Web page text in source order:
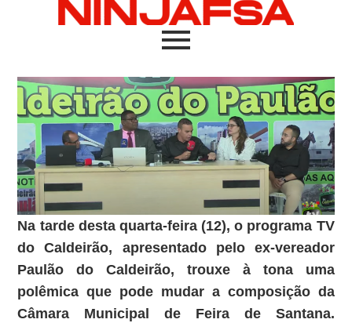
Na tarde desta quarta-feira (12), o programa TV
do Caldeirão, apresentado pelo ex-vereador
Paulão do Caldeirão, trouxe à tona uma
polêmica que pode mudar a composição da
Câmara Municipal de Feira de Santana.